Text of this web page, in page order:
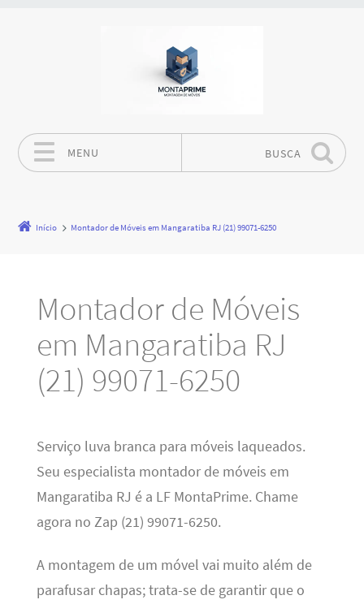
MENU BUSCA
Início Montador de Móveis em Mangaratiba RJ (21) 99071-6250
Montador de Móveis
em Mangaratiba RJ
(21) 99071-6250
Serviço luva branca para móveis laqueados.
Seu especialista montador de móveis em
Mangaratiba RJ é a LF MontaPrime. Chame
agora no Zap (21) 99071-6250.
A montagem de um móvel vai muito além de
parafusar chapas; trata-se de garantir que o